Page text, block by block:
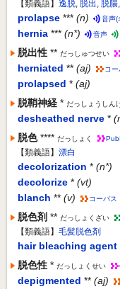
【類義語】 逸脱, 脱出, 脱腸,
prolapse *** (n) 音声(
hernia *** (n*) 音声
脱出性 ** だっしゅつせい
herniated ** (aj) コー
prolapsed * (aj)
脱鞘神経 * だっしょうしん
desheathed nerve *
脱色 **** だっしょく
【類義語】 漂白
decolorization * (n*)
decolorize * (vt)
blanch ** (v) コーパス
脱色剤 ** だっしょくざい
【類義語】 毛髪脱色剤
hair bleaching agent
脱色性 * だっしょくせい
depigmented ** (aj)